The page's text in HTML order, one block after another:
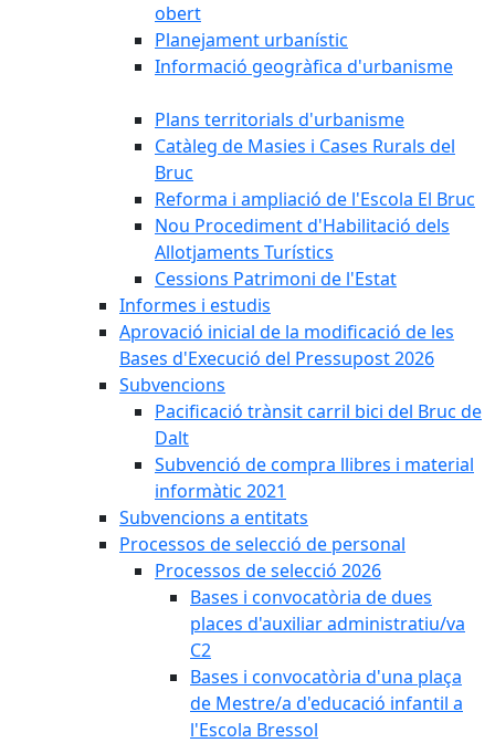
obert
Planejament urbanístic
Informació geogràfica d'urbanisme
Plans territorials d'urbanisme
Catàleg de Masies i Cases Rurals del
Bruc
Reforma i ampliació de l'Escola El Bruc
Nou Procediment d'Habilitació dels
Allotjaments Turístics
Cessions Patrimoni de l'Estat
Informes i estudis
Aprovació inicial de la modificació de les
Bases d'Execució del Pressupost 2026
Subvencions
Pacificació trànsit carril bici del Bruc de
Dalt
Subvenció de compra llibres i material
informàtic 2021
Subvencions a entitats
Processos de selecció de personal
Processos de selecció 2026
Bases i convocatòria de dues
places d'auxiliar administratiu/va
C2
Bases i convocatòria d'una plaça
de Mestre/a d'educació infantil a
l'Escola Bressol